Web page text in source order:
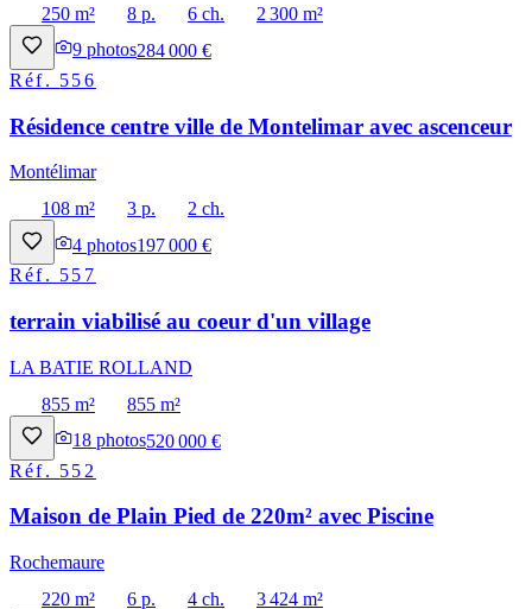
250 m²
8 p. 6 ch.
2 300 m²
9 photos284 000 €
Réf. 556
Résidence centre ville de Montelimar avec ascenceur
Montélimar
108 m²
3 p.
2 ch.
4 photos197 000 €
Réf. 557
terrain viabilisé au coeur d'un village
LA BATIE ROLLAND
855 m²
855 m²
18 photos520 000 €
Réf. 552
Maison de Plain Pied de 220m² avec Piscine
Rochemaure
220 m²
6 p. 4 ch.
3 424 m²